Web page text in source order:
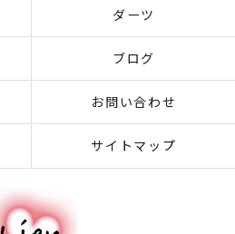
ダーツ
ブログ
お問い合わせ
サイトマップ